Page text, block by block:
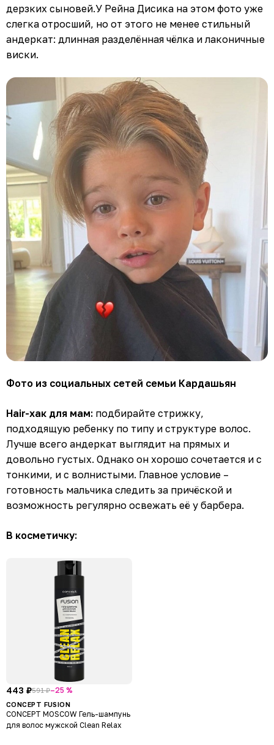
дерзких сыновей.У Рейна Дисика на этом фото уже
слегка отросший, но от этого не менее стильный
андеркат: длинная разделённая чёлка и лаконичные
виски.
Фото из социальных сетей семьи Кардашьян
Hair-хак для мам: подбирайте стрижку,
подходящую ребенку по типу и структуре волос.
Лучше всего андеркат выглядит на прямых и
довольно густых. Однако он хорошо сочетается и с
тонкими, и с волнистыми. Главное условие –
готовность мальчика следить за причёской и
возможность регулярно освежать её у барбера.
В косметичку:
443 ₽591 ₽–25 %
CONCEPT FUSION
CONCEPT MOSCOW Гель-шампунь
для волос мужской Clean Relax